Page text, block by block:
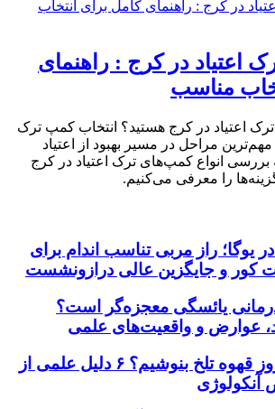
اعتیاد در کرج : راهنمای
مناسب
ترک اعتیاد در کرج هستید؟ انتخاب کمپ ترک
مراحل در مسیر بهبود از اعتیاد
بررسی انواع کمپ‌های ترک اعتیاد در کرج
را معرفی می‌کنیم.
یوگا؛ راز مربی تناسب اندام برای
کور و جایگزین عالی درازونشست
درمانی یائسگی معجزه‌گر است؟
عوارض و واقعیت‌های علمی
چرا باید هر روز قهوه تلخ بنوشیم؟ ۶ دلیل علمی از
آنکولوژی